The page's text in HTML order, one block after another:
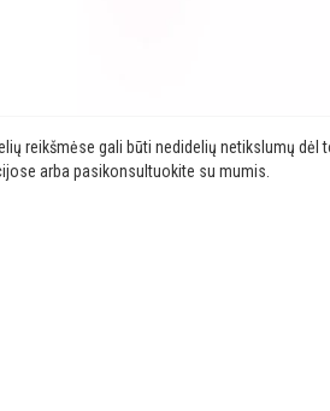
reikšmėse gali būti nedidelių netikslumų dėl
arba pasikonsultuokite su mumis.